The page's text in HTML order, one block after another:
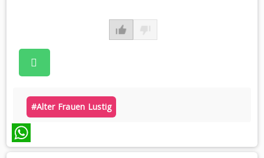
#alter Frauen Lustig
WhatsApp